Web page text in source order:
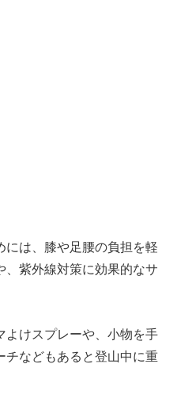
には、膝や足腰の負担を軽
、紫外線対策に効果的なサ
よけスプレーや、小物を手
チなどもあると登山中に重